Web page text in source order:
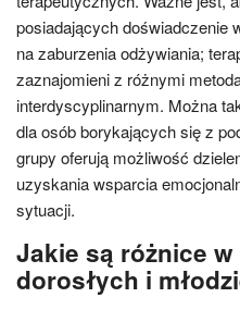
posiadających doświadczenie
na zaburzenia odżywiania;
zaznajomieni z różnymi
interdyscyplinarnym. Można
dla osób borykających się z
grupy oferują możliwość
uzyskania wsparcia
sytuacji.
Jakie są różnice
dorosłych i